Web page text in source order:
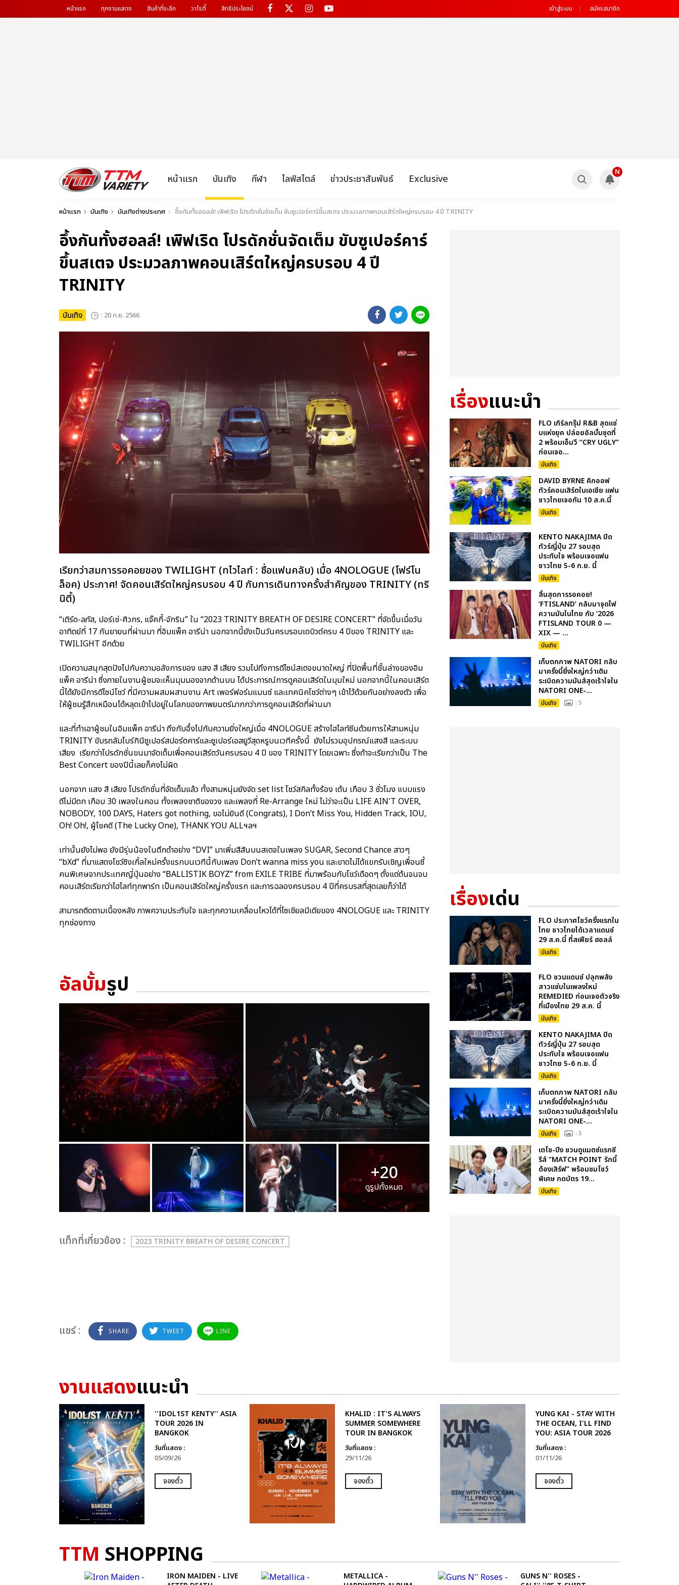
หน้าแรก ทุกงานแสดง สินค้าที่ระลึก วาไรตี้ สิทธิประโยชน์ เข้าสู่ระบบ สมัครสมาชิก
หน้าแรก บันเทิง กีฬา ไลฟ์สไตล์ ข่าวประชาสัมพันธ์ Exclusive
N
หน้าแรก บันเทิง บันเทิงต่างประเทศ อึ้งกันทั้งฮอลล์! เพิฟเริด โปรดักชั่นจัดเต็ม ขับซูเปอร์คาร์ขึ้นสเตจ ประมวลภาพคอนเสิร์ตใหญ่ครบรอบ 4 ปี TRINITY
อึ้งกันทั้งฮอลล์! เพิฟเริด โปรดักชั่นจัดเต็ม ขับซูเปอร์คาร์
ขึ้นสเตจ ประมวลภาพคอนเสิร์ตใหญ่ครบรอบ 4 ปี
TRINITY
บันเทิง : 20 ก.ย. 2566
เรียกว่าสมการรอคอยของ TWILIGHT (ทไวไลท์ : ชื่อแฟนคลับ) เมื่อ 4NOLOGUE (โฟร์โน
ล็อค) ประกาศ! จัดคอนเสิร์ตใหญ่ครบรอบ 4 ปี กับการเดินทางครั้งสำคัญของ TRINITY (ทริ
นิตี้)
“เติร์ด-ลภัส, ปอร์เช่-ศิวกร, แจ๊คกี้-จักริน” ใน “2023 TRINITY BREATH OF DESIRE CONCERT” ที่จัดขึ้นเมื่อวัน
อาทิตย์ที่ 17 กันยายนที่ผ่านมา ที่อิมแพ็ค อารีน่า นอกจากนี้ยังเป็นวันครบรอบเดบิวต์ครบ 4 ปีของ TRINITY และ
TWILIGHT อีกด้วย
เปิดความสนุกสุดปังไปกับความอลังการของ แสง สี เสียง รวมไปถึงการดีไซน์สเตจขนาดใหญ่ ที่ปิดพื้นที่ชั้นล่างของอิม
แพ็ค อารีน่า ซึ่งภายในงานผู้ชมจะเห็นมุมมองจากด้านบน ได้ประการณ์การดูคอนเสิร์ตในมุมใหม่ นอกจากนี้ในคอนเสิร์ต
นี้ได้ยังมีการดีไซน์โชว์ ที่มีความผสมผสานงาน Art เพอร์ฟอร์มแมนซ์ และเทคนิคโชว์ต่างๆ เข้าไว้ด้วยกันอย่างลงตัว เพื่อ
ให้ผู้ชมรู้สึกเหมือนได้หลุดเข้าไปอยู่ในโลกของภาพยนตร์มากกว่าการดูคอนเสิร์ตที่ผ่านมา
และที่ทำเอาผู้ชมในอิมแพ็ค อารีน่า ถึงกับอึ้งไปกับความยิ่งใหญ่เมื่อ 4NOLOGUE สร้างไฮไลท์ซีนด้วยการให้สามหนุ่ม
TRINITY ขับรถลัมโบร์กินีซูเปอร์สปอร์ตคาร์และซูเปอร์เอสยูวีสุดหรูบนเวทีครั้งนี้ ยังไม่รวมอุปกรณ์แสงสี และระบบ
เสียง เรียกว่าโปรดักชั่นขนมาจัดเต็มเพื่อคอนเสิร์ตวันครบรอบ 4 ปี ของ TRINITY โดยเฉพาะ ซึ่งถ้าจะเรียกว่าเป็น The
Best Concert ของปีนี้เลยก็คงไม่ผิด
นอกจาก แสง สี เสียง โปรดักชั่นที่จัดเต็มแล้ว ทั้งสามหนุ่มยังจัด set list โชว์สกิลทั้งร้อง เต้น เกือบ 3 ชั่วโมง แบบแรง
ดีไม่มีตก เกือบ 30 เพลงในคอน ทั้งเพลงชาติของวง และเพลงที่ Re-Arrange ใหม่ ไม่ว่าจะเป็น LIFE AIN'T OVER,
NOBODY, 100 DAYS, Haters got nothing, ขอไม่ยินดี (Congrats), I Don’t Miss You, Hidden Track, IOU,
Oh! Oh!, ผู้โชคดี (The Lucky One), THANK YOU ALLฯลฯ
เท่านั้นยังไม่พอ ยังมีรุ่นน้องในตึกดำอย่าง “DVI” มาเพิ่มสีสันบนสเตจในเพลง SUGAR, Second Chance สาวๆ
“bXd” ที่มาแสดงโชว์ซิงเกิ้ลใหม่ครั้งแรกบนเวทีนี้กับเพลง Don’t wanna miss you และขาดไม่ได้แขกรับเชิญเพื่อนซี้
คนพิเศษจากประเทศญี่ปุ่นอย่าง “BALLISTIK BOYZ” from EXILE TRIBE ที่มาพร้อมกับโชว์เดือดๆ ตั้งแต่ต้นจนจบ
คอนเสิร์ตเรียกว่าไฮไลท์ทุกพาร์ท เป็นคอนเสิร์ตใหญ่ครั้งแรก และการฉลองครบรอบ 4 ปีที่ครบรสที่สุดเลยก็ว่าได้
สามารถติดตามเบื้องหลัง ภาพความประทับใจ และทุกความเคลื่อนไหวได้ที่โซเชียลมีเดียของ 4NOLOGUE และ TRINITY
ทุกช่องทาง
อัลบั้มรูป
+20
ดูรูปทั้งหมด
เเท็กที่เกี่ยวข้อง : 2023 TRINITY BREATH OF DESIRE CONCERT
แชร์ : SHARE TWEET LINE
เรื่องแนะนำ
FLO เกิร์ลกรุ๊ป R&B สุดแซ่
บแห่งยุค ปล่อยอัลบั้มชุดที่
2 พร้อมเอ็มวี “CRY UGLY”
ก่อนเจอ...
บันเทิง
DAVID BYRNE คิกออฟ
ทัวร์คอนเสิร์ตในเอเชีย แฟน
ชาวไทยเจอกัน 10 ส.ค.นี้
บันเทิง
KENTO NAKAJIMA ปิด
ทัวร์ญี่ปุ่น 27 รอบสุด
ประทับใจ พร้อมเจอแฟน
ชาวไทย 5-6 ก.ย. นี้
บันเทิง
สิ้นสุดการรอคอย!
‘FTISLAND’ กลับมาจุดไฟ
ความมันในไทย กับ ‘2026
FTISLAND TOUR 0 —
XIX — ...
บันเทิง
เก็บตกภาพ NATORI กลับ
มาครั้งนี้ยิ่งใหญ่กว่าเดิม
ระเบิดความมันส์สุดเร้าใจใน
NATORI ONE-...
บันเทิง : 5
เรื่องเด่น
FLO ประกาศโชว์ครั้งแรกใน
ไทย ชาวไทยได้เวลาแดนซ์
29 ส.ค.นี้ ที่สเฟียร์ ฮอลล์
บันเทิง
FLO ชวนแดนซ์ ปลุกพลัง
สาวแซ่บในเพลงใหม่
REMEDIED ก่อนเจอตัวจริง
ที่เมืองไทย 29 ส.ค. นี้
บันเทิง
KENTO NAKAJIMA ปิด
ทัวร์ญี่ปุ่น 27 รอบสุด
ประทับใจ พร้อมเจอแฟน
ชาวไทย 5-6 ก.ย. นี้
บันเทิง
เก็บตกภาพ NATORI กลับ
มาครั้งนี้ยิ่งใหญ่กว่าเดิม
ระเบิดความมันส์สุดเร้าใจใน
NATORI ONE-...
บันเทิง : 5
เตโช-ปิง ชวนดูแมตซ์แรกซี
รีส์ “MATCH POINT รักนี้
ต้องเสิร์ฟ” พร้อมชมโชว์
พิเศษ กดบัตร 19...
บันเทิง
งานแสดงแนะนำ
''IDOL1ST KENTY'' ASIA
TOUR 2026 IN
BANGKOK
วันที่แสดง :
05/09/26
จองตั๋ว
KHALID : IT'S ALWAYS
SUMMER SOMEWHERE
TOUR IN BANGKOK
วันที่แสดง :
29/11/26
จองตั๋ว
YUNG KAI - STAY WITH
THE OCEAN, I'LL FIND
YOU: ASIA TOUR 2026
วันที่แสดง :
01/11/26
จองตั๋ว
TTM SHOPPING
IRON MAIDEN - LIVE
METALLICA -
GUNS N'' ROSES -